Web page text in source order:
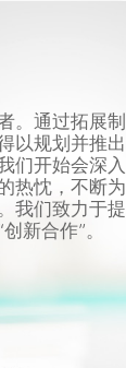
。通过拓展
以规划并推
们开始会深
热忱，不断
我们致力于
新合作”。